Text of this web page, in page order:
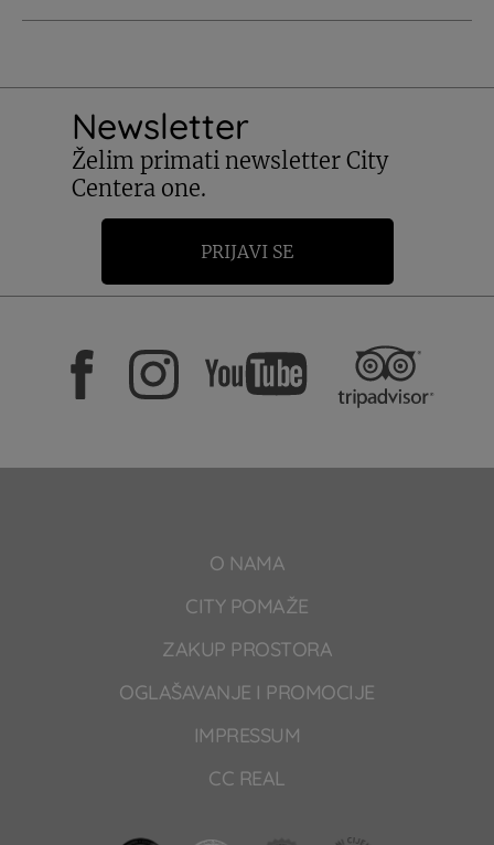
Newsletter
Želim primati newsletter City
Centera one.
PRIJAVI SE
O NAMA
CITY POMAŽE
ZAKUP PROSTORA
OGLAŠAVANJE I PROMOCIJE
IMPRESSUM
CC REAL